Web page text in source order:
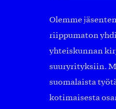
Olemme
riippumaton
yhteiskunnan
suuryrityksiin.
suomalaista
kotimaisesta